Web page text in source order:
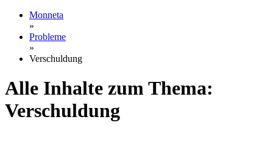
Monneta
»
Probleme
»
Verschuldung
Alle Inhalte zum Thema:
Verschuldung